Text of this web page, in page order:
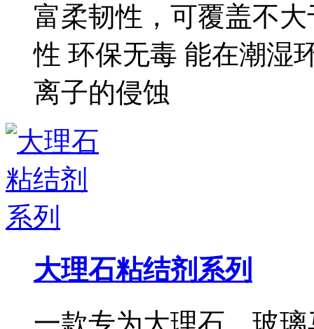
富柔韧性，可覆盖不
性 环保无毒 能在潮湿
离子的侵蚀
大理石粘结剂系列
一款专为大理石、玻